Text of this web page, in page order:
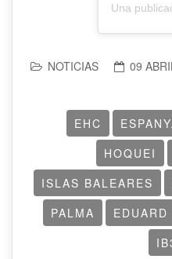
NOTICIAS 09
EHC
HOQUEI
ISLAS BALEARES
PALMA